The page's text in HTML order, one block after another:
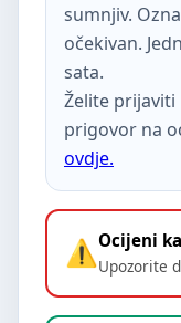
sumnjiv.
očekivan.
sata.
Želite
prigovor na
ovdje.
Ocijeni
Upozorite